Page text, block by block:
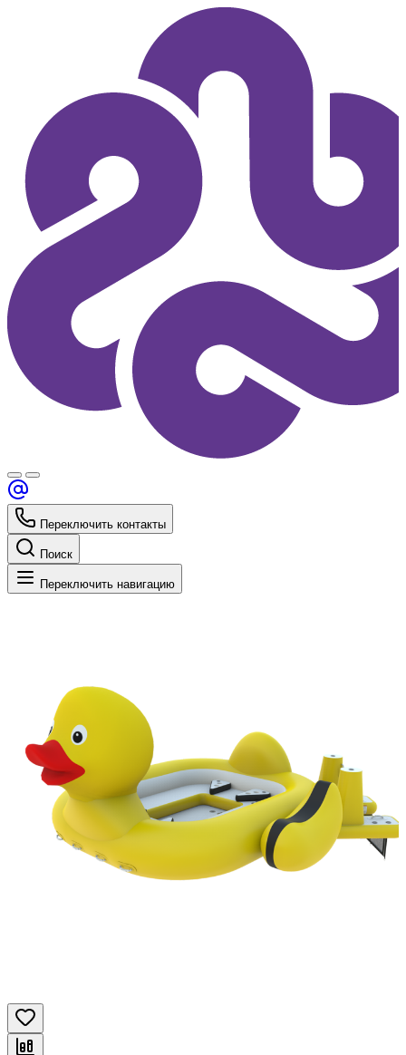
Переключить контакты
Поиск
Переключить навигацию